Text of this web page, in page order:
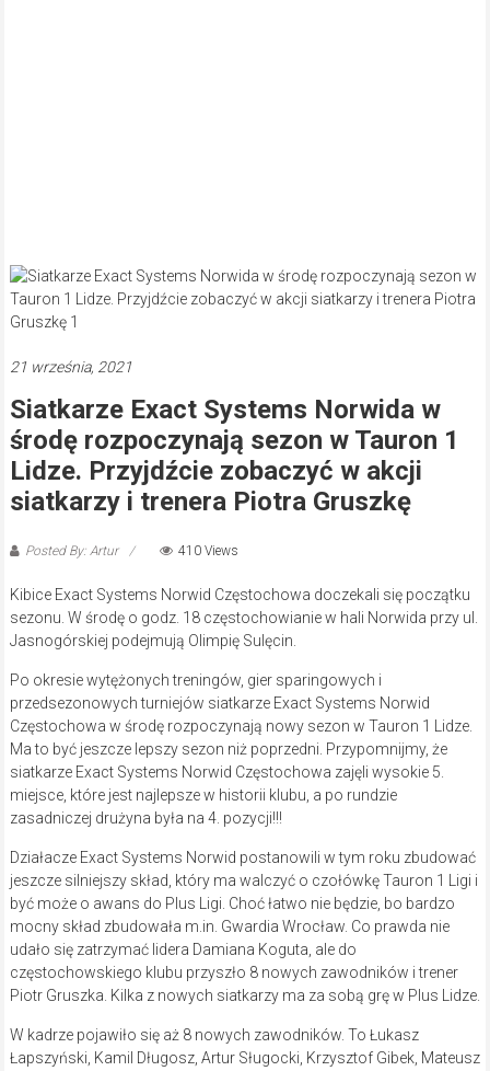
21 września, 2021
Siatkarze Exact Systems Norwida w
środę rozpoczynają sezon w Tauron 1
Lidze. Przyjdźcie zobaczyć w akcji
siatkarzy i trenera Piotra Gruszkę
Posted By: Artur 410 Views
Kibice Exact Systems Norwid Częstochowa doczekali się początku
sezonu. W środę o godz. 18 częstochowianie w hali Norwida przy ul.
Jasnogórskiej podejmują Olimpię Sulęcin.
Po okresie wytężonych treningów, gier sparingowych i
przedsezonowych turniejów siatkarze Exact Systems Norwid
Częstochowa w środę rozpoczynają nowy sezon w Tauron 1 Lidze.
Ma to być jeszcze lepszy sezon niż poprzedni. Przypomnijmy, że
siatkarze Exact Systems Norwid Częstochowa zajęli wysokie 5.
miejsce, które jest najlepsze w historii klubu, a po rundzie
zasadniczej drużyna była na 4. pozycji!!!
Działacze Exact Systems Norwid postanowili w tym roku zbudować
jeszcze silniejszy skład, który ma walczyć o czołówkę Tauron 1 Ligi i
być może o awans do Plus Ligi. Choć łatwo nie będzie, bo bardzo
mocny skład zbudowała m.in. Gwardia Wrocław. Co prawda nie
udało się zatrzymać lidera Damiana Koguta, ale do
częstochowskiego klubu przyszło 8 nowych zawodników i trener
Piotr Gruszka. Kilka z nowych siatkarzy ma za sobą grę w Plus Lidze.
W kadrze pojawiło się aż 8 nowych zawodników. To Łukasz
Łapszyński, Kamil Długosz, Artur Sługocki, Krzysztof Gibek, Mateusz